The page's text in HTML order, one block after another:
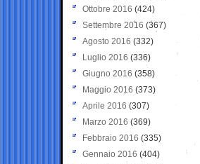
Ottobre 2016 (424)
Settembre 2016 (367)
Agosto 2016 (332)
Luglio 2016 (336)
Giugno 2016 (358)
Maggio 2016 (373)
Aprile 2016 (307)
Marzo 2016 (369)
Febbraio 2016 (335)
Gennaio 2016 (404)